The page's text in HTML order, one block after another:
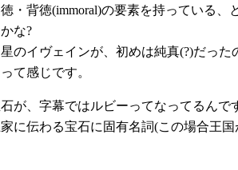
・背徳(immoral)の要素を持っている
な?
のイヴェインが、初めは純真(?)だっ
て感じです。
が、字幕ではルビーってなってるん
に伝わる宝石に固有名詞(この場合王